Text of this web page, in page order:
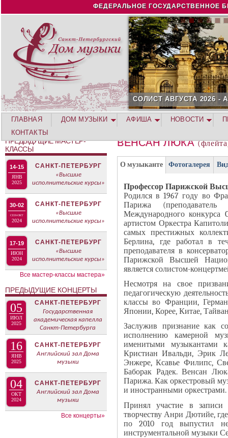
Jump to navigation
ФЕДЕРАЛЬНОЕ ГОСУДАРСТВЕННОЕ
СОЛИСТ АВГУСТА 2026 -
ВЕНСАН ЛЮКА
Г
У
П
П
А
В
Л
А
Д
О
И
С
П
О
Н
И
Е
Я
О музыканте(
а
к
т
и
в
н
а
я
в
к
л
а
д
к
а
)
Фотогалерея
Профессор Парижской
Родился в 1967 году во
Парижа
Международного
артистом Оркестра
самых престижных
Берлина, где работал в
преподавателя в
Парижской Высшей
является солистом-
Несмотря на свое
педагогическую
классы во Франции,
Японии, Корее, Китае,
Заслужив признание как
исполнению камерной
именитыми музыкантами
Кристиан Ивальди, Эрик
Энжере, Ксавье Филипс,
Баборак Радек. Венсан
Парижа. Как оркестровый
и иностранными оркестрами.
Принял участие в записи
творчеству Анри Дютийе,
по 2010 год выпустил
инструментальной музыки
ГЛАВНАЯ ДОМ МУЗЫКИ АФИША НОВОСТИ
КОНТАКТЫ
ПРЕДЫДУЩИЕ МАСТЕР-
КЛАССЫ
14-15
ЯНВ
2025
САНКТ-ПЕТЕРБУРГ
«Высшие
исполнительские курсы»
30-02
СЕН-ОКТ
2024
САНКТ-ПЕТЕРБУРГ
«Высшие
исполнительские курсы»
17-19
ИЮН
2024
САНКТ-ПЕТЕРБУРГ
«Высшие
исполнительские курсы»
Все мастер-классы мастера»
ПРЕДЫДУЩИЕ КОНЦЕРТЫ
05
ИЮЛ
2025
САНКТ-ПЕТЕРБУРГ
Государственная
академическая капелла
Санкт-Петербурга
16
ЯНВ
2025
САНКТ-ПЕТЕРБУРГ
Английский зал Дома
музыки
04
ОКТ
2024
САНКТ-ПЕТЕРБУРГ
Английский зал Дома
музыки
Все концерты»